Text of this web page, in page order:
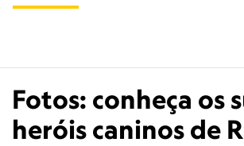
Fotos: conheça os
heróis caninos de